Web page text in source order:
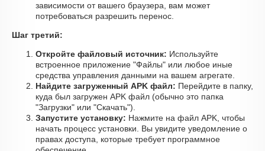
зависимости от вашего браузера, вам может
потребоваться разрешить перенос.
Шаг третий:
Откройте файловый источник: Используйте
встроенное приложение "Файлы" или любое иные
средства управления данными на вашем агрегате.
Найдите загруженный APK файл: Перейдите в папку,
куда был загружен APK файл (обычно это папка
"Загрузки" или "Скачать").
Запустите установку: Нажмите на файл APK, чтобы
начать процесс установки. Вы увидите уведомление о
правах доступа, которые требует программное